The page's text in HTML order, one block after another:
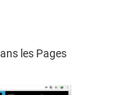
les Pages